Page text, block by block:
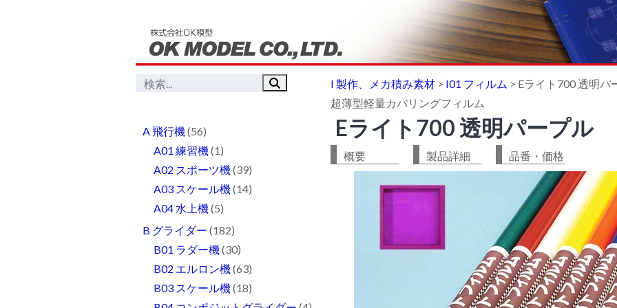
I 製作、メカ積み素材 > I01 フィルム > Eライト700 透明パ
超薄型軽量カバリングフィルム
Eライト700 透明パープル
概要 製品詳細 品番・価格
A 飛行機(56)
A01 練習機(1)
A02 スポーツ機(39)
A03 スケール機(14)
A04 水上機(5)
B グライダー (182)
B01 ラダー機(30)
B02 エルロン機(63)
B03 スケール機(18)